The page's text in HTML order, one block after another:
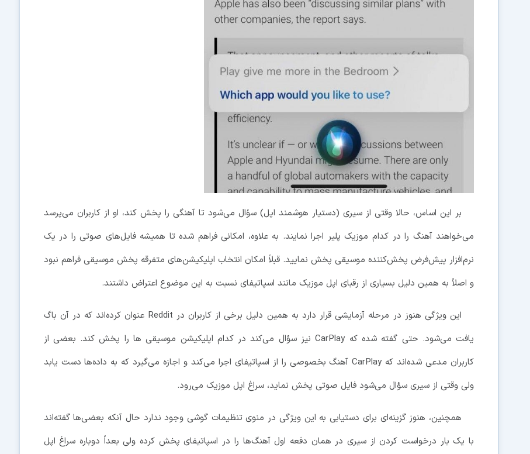
بر این اساس، حالا وقتی از سیری (دستیار هوشمند اپل) سؤال می‌شود تا آهنگی را پخش کند، او از کاربران می‌پرسد
می‌خواهند آهنگ را در کدام موزیک پلیر اجرا نمایند. به علاوه، امکانی فراهم شده تا همیشه فایل‌های صوتی را در یک
نرم‌افزار پیش‌فرض پخش‌کننده موسیقی پخش نمایید. قبلاً امکان انتخاب اپلیکیشن‌های متفرقه پخش موسیقی فراهم نبود
و اصلاً به همین دلیل بسیاری از رقبای اپل موزیک مانند اسپاتیفای نسبت به این موضوع اعتراض داشتند.
این ویژگی هنوز در مرحله آزمایشی قرار دارد به همین دلیل برخی از کاربران در Reddit عنوان کرده‌اند که در آن باگ
یافت می‌شود. حتی گفته شده که CarPlay نیز سؤال می‌کند در کدام اپلیکیشن موسیقی ها را پخش کند. بعضی از
کاربران مدعی شده‌اند که CarPlay آهنگ بخصوصی را از اسپاتیفای اجرا می‌کند و اجازه می‌گیرد که به داده‌ها دست یابد
ولی وقتی از سیری سؤال می‌شود فایل صوتی پخش نماید، سراغ اپل موزیک می‌رود.
همچنین، هنوز گزینه‌ای برای دستیابی به این ویژگی در منوی تنظیمات گوشی وجود ندارد حال آنکه بعضی‌ها گفته‌اند
با یک بار درخواست کردن از سیری در همان دفعه اول آهنگ‌ها را در اسپاتیفای پخش کرده ولی بعداً دوباره سراغ اپل